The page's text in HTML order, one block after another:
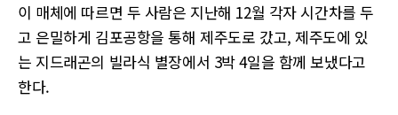
이 매체에 따르면 두 사람은 지난해 12월 각자 시간차를 두
고 은밀하게 김포공항을 통해 제주도로 갔고, 제주도에 있
는 지드래곤의 빌라식 별장에서 3박 4일을 함께 보냈다고
한다.